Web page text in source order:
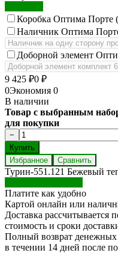
Коробка Оптима Порте
Наличник Оптима
Доборной элемент
9 425 ₽0 ₽
0Экономия 0
В наличии
Товар с выбранным
для покупки
Избранное Сравнить
Турин-551.121 Бежевый
Платите как удобно
Картой онлайн или
Доставка рассчитывается
стоимость и сроки
Полный возврат денежных
в течении 14 дней после